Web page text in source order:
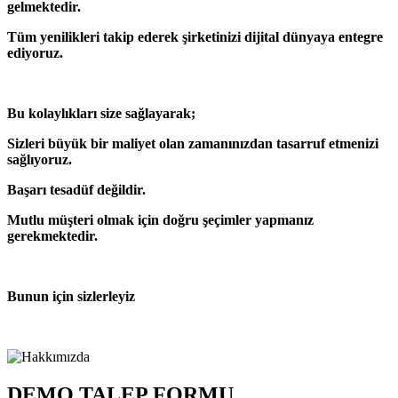
gelmektedir.
Tüm yenilikleri takip ederek şirketinizi dijital dünyaya entegre
ediyoruz.
Bu kolaylıkları size sağlayarak;
Sizleri büyük bir maliyet olan zamanınızdan tasarruf etmenizi
sağlıyoruz.
Başarı tesadüf değildir.
Mutlu müşteri olmak için doğru şeçimler yapmanız
gerekmektedir.
Bunun için sizlerleyiz